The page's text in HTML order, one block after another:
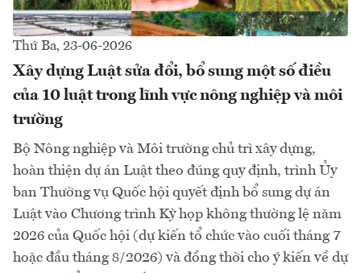
Thứ Ba, 23-06-2026
Xây dựng Luật sửa đổi, bổ sung một số điều
của 10 luật trong lĩnh vực nông nghiệp và môi
trường
Bộ Nông nghiệp và Môi trường chủ trì xây dựng,
hoàn thiện dự án Luật theo đúng quy định, trình Ủy
ban Thường vụ Quốc hội quyết định bổ sung dự án
Luật vào Chương trình Kỳ họp không thường lệ năm
2026 của Quốc hội (dự kiến tổ chức vào cuối tháng 7
hoặc đầu tháng 8/2026) và đồng thời cho ý kiến về dự